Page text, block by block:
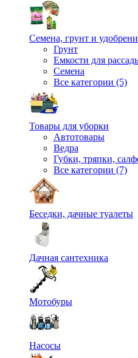
Семена, грунт и
Грунт
Емкости для
Семена
Все категории (5)
Товары для уборки
Автотовары
Ведра
Губки, тряпки,
Все категории (7)
Беседки, дачные туалеты
Дачная сантехника
Мотобуры
Насосы